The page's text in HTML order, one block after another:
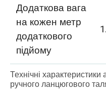
Додаткова вага
на кожен метр
додаткового
підйому
Технічні
ручного ланцюгового